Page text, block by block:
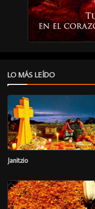
LO MÁS LEÍDO
Janitzio